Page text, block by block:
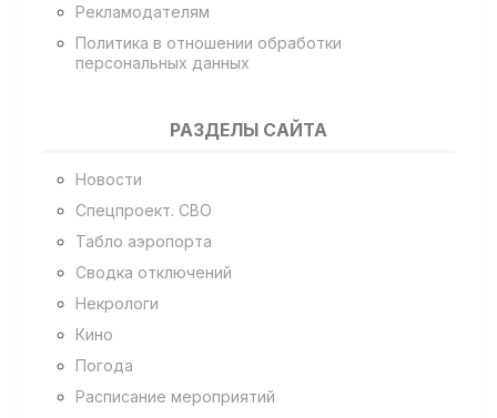
Рекламодателям
Политика в отношении обработки
персональных данных
РАЗДЕЛЫ САЙТА
Новости
Спецпроект. СВО
Табло аэропорта
Сводка отключений
Некрологи
Кино
Погода
Расписание мероприятий